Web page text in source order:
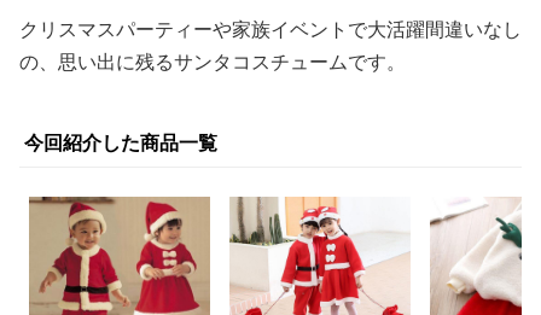
クリスマスパーティーや家族イベントで大活躍間違いなし
の、思い出に残るサンタコスチュームです。
今回紹介した商品一覧